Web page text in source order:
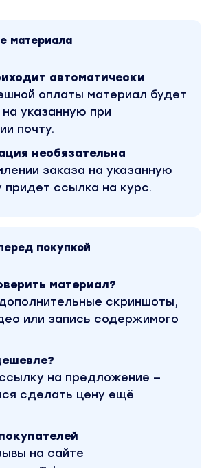
материала
автоматически
оплаты материал будет
указанную при
почту.
необязательна
заказа на указанную
придет ссылка на курс.
покупкой
материал?
скриншоты,
или запись содержимого
на предложение —
сделать цену ещё
на сайте